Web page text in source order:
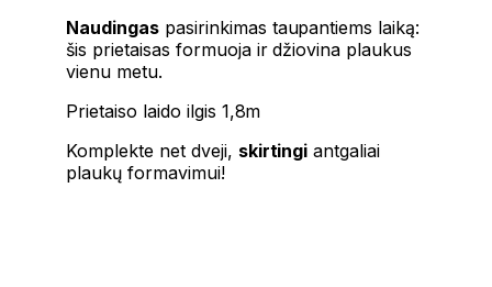
Naudingaspasirinkimas taupantiems laiką:
šis prietaisas formuoja ir džiovina plaukus
vienu metu.
Prietaiso laido ilgis 1,8m
Komplekte net dveji, skirtingi antgaliai
plaukų formavimui!